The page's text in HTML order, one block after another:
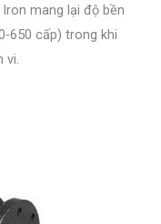
mang lại độ bền
650 cấp) trong khi
vi.